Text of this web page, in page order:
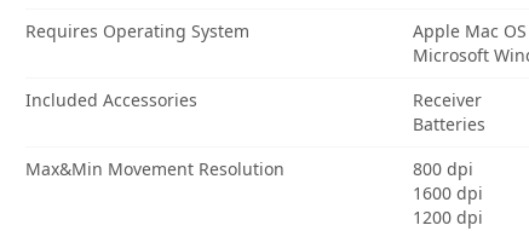
Requires Operating System
Apple Mac OS
Microsoft
Included Accessories
Receiver
Batteries
Max&Min Movement Resolution
800 dpi
1600 dpi
1200 dpi